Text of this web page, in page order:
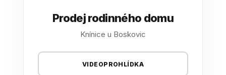
Prodej rodinného domu
Knínice u Boskovic
VIDEOPROHLÍDKA